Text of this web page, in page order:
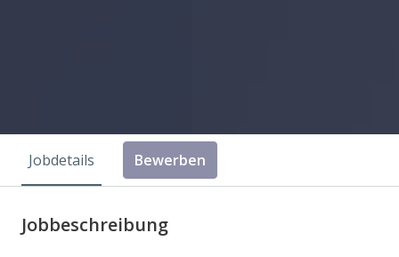
Jobdetails Bewerben
Jobbeschreibung